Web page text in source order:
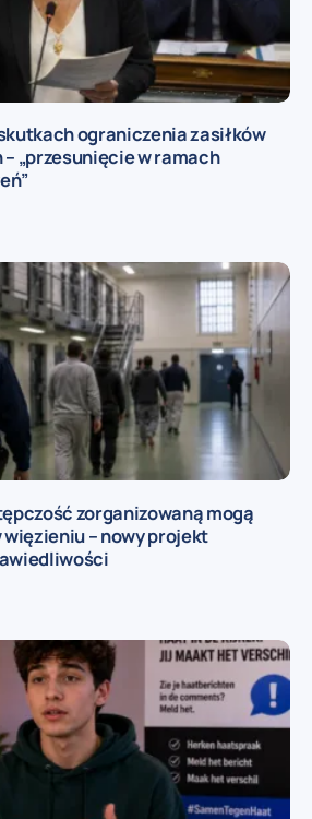
ograniczenia zasiłków
„przesunięcie w ramach
zorganizowaną mogą
więzieniu – nowy projekt